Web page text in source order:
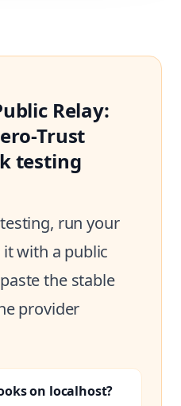
Relay:
Trust
testing
run your
it with a public
the stable
provider
on localhost?